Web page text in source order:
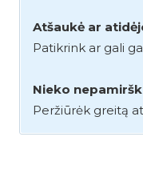
Atšaukė ar
Patikrink ar gali
Nieko
Peržiūrėk greitą